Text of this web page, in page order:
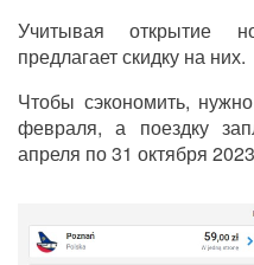
Учитывая открытие
предлагает скидку на них.
Чтобы сэкономить,
февраля, а поездку
апреля по 31 октября